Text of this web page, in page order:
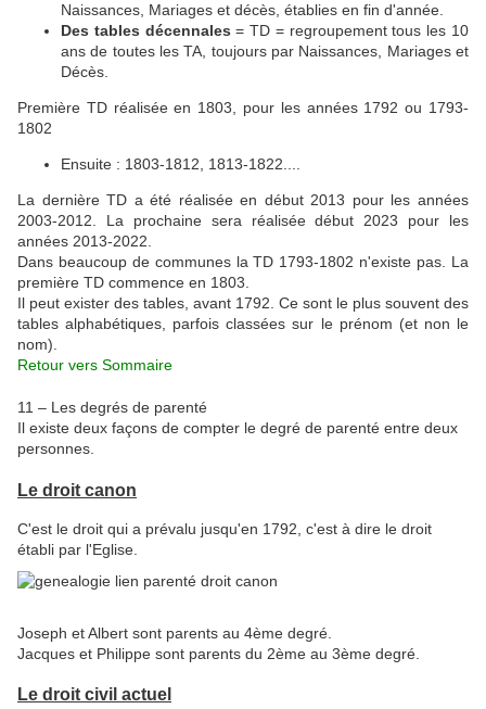
Naissances, Mariages et décès, établies en fin d'année.
Des tables décennales = TD = regroupement tous les 10
ans de toutes les TA, toujours par Naissances, Mariages et
Décès.
Première TD réalisée en 1803, pour les années 1792 ou 1793-
1802
Ensuite : 1803-1812, 1813-1822....
La dernière TD a été réalisée en début 2013 pour les années
2003-2012. La prochaine sera réalisée début 2023 pour les
années 2013-2022.
Dans beaucoup de communes la TD 1793-1802 n'existe pas. La
première TD commence en 1803.
Il peut exister des tables, avant 1792. Ce sont le plus souvent des
tables alphabétiques, parfois classées sur le prénom (et non le
nom).
Retour vers Sommaire
11 – Les degrés de parenté
Il existe deux façons de compter le degré de parenté entre deux
personnes.
Le droit canon
C'est le droit qui a prévalu jusqu'en 1792, c'est à dire le droit
établi par l'Eglise.
Joseph et Albert sont parents au 4ème degré.
Jacques et Philippe sont parents du 2ème au 3ème degré.
Le droit civil actuel